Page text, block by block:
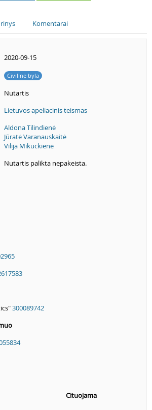
Komentarai
2020-09-15
Civilinė byla
Nutartis
Lietuvos apeliacinis teismas
Aldona Tilindienė
Jūratė Varanauskaitė
Vilija Mikuckienė
Nutartis palikta nepakeista.
300089742
Cituojama